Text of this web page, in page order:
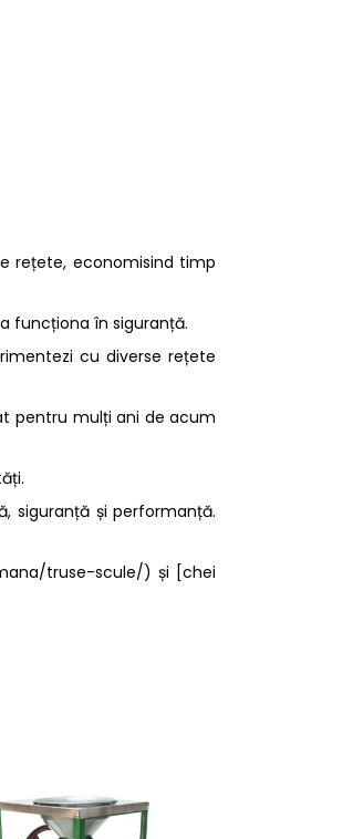
rețete, economisind timp
funcționa în siguranță.
cu diverse rețete
pentru mulți ani de acum
siguranță și performanță.
truse-scule/) și [chei